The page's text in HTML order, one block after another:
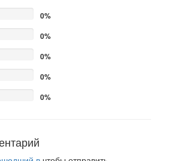
0%
0%
0%
0%
0%